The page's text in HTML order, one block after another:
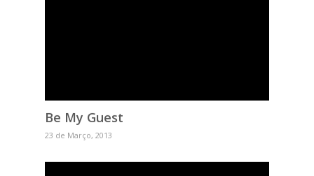
Be My Guest
23 de Março, 2013